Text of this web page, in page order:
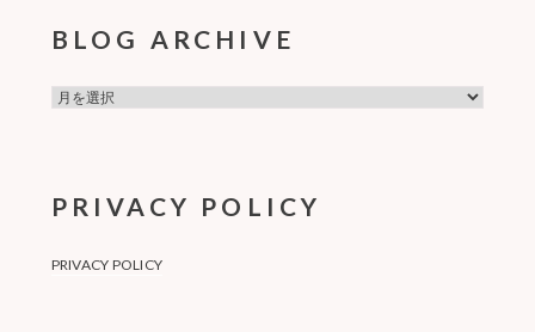
BLOG ARCHIVE
BLOG
PRIVACY POLICY
PRIVACY POLICY